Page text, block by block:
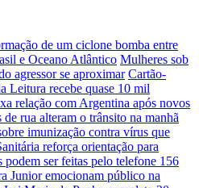
de um ciclone bomba entre
e Oceano Atlântico Mulheres sob
agressor se aproximar Cartão-
Leitura recebe quase 10 mil
relação com Argentina após novos
rua alteram o trânsito na manhã
imunização contra vírus que
reforça orientação para
ser feitas pelo telefone 156
Junior emocionam público na